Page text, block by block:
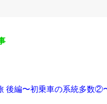
後編〜初乗車の系統多数②